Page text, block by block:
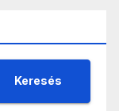
Keresés